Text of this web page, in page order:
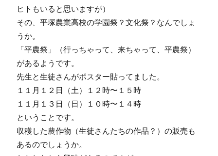
ヒトもいると思いますが）
その、平塚農業高校の学園祭？文化祭？なんでしょ
うか。
「平農祭」（行っちゃって、来ちゃって、平農祭）
があるようです。
先生と生徒さんがポスター貼ってました。
１１月１２日（土）１２時〜１５時
１１月１３日（日）１０時〜１４時
ということです。
収穫した農作物（生徒さんたちの作品？）の販売も
あるのでしょうか。